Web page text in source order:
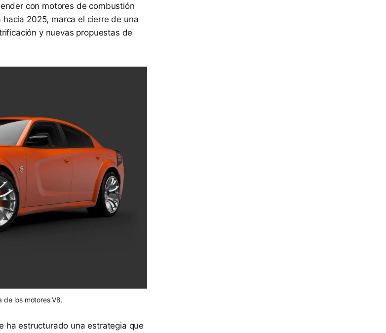
con motores de combustión
2025, marca el cierre de una
y nuevas propuestas de
de los motores V8.
ha estructurado una estrategia que